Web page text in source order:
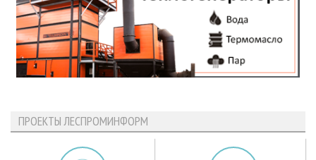
ПРОЕКТЫ ЛЕСПРОМИНФОРМ